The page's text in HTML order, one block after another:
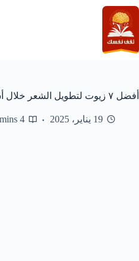
التجاوز
إلى
المحتوى
أفضل ٧ زيوت لتطويل الشعر خلال أسبوع
19 يناير، 2025 4 mins